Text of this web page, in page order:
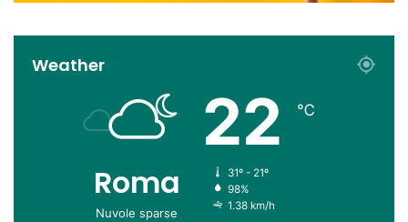
Weather
Roma
Nuvole sparse
22 ℃
31º - 21º
98%
1.38 km/h